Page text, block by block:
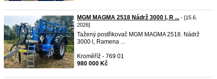
MGM MAGMA 2518 Nádrž 3000 l, R ... - [15.6.
2026]
Tažený postřikovač MGM MAGMA 2518. Nádrž
3000 l, Ramena ...
Kroměříž - 769 01
980 000 Kč